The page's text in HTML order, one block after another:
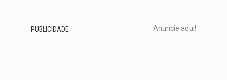
PUBLICIDADE Anuncie aqui!